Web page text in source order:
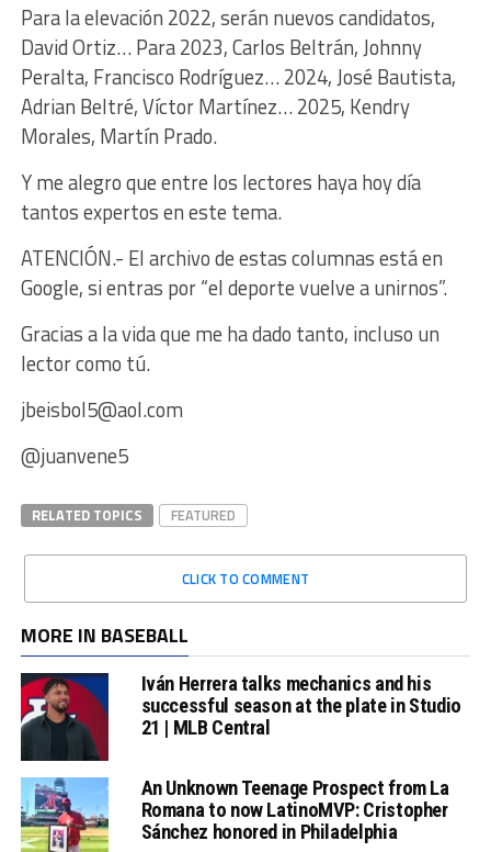
Para la elevación 2022, serán nuevos candidatos,
David Ortiz… Para 2023, Carlos Beltrán, Johnny
Peralta, Francisco Rodríguez… 2024, José Bautista,
Adrian Beltré, Víctor Martínez… 2025, Kendry
Morales, Martín Prado.
Y me alegro que entre los lectores haya hoy día
tantos expertos en este tema.
ATENCIÓN.- El archivo de estas columnas está en
Google, si entras por “el deporte vuelve a unirnos”.
Gracias a la vida que me ha dado tanto, incluso un
lector como tú.
jbeisbol5@aol.com
@juanvene5
RELATED TOPICS FEATURED
CLICK TO COMMENT
MORE IN BASEBALL
Iván Herrera talks mechanics and his
successful season at the plate in Studio
21 | MLB Central
An Unknown Teenage Prospect from La
Romana to now LatinoMVP: Cristopher
Sánchez honored in Philadelphia